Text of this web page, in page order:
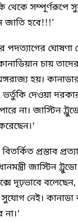
সম্পূর্ণরূপে
জাতি হবে!!!’
পদত্যাগের
চায়
হয়।
দেওয়া
না। জাস্টিন
প্রস্তাব
জাস্টিন
দৃঢ়ভাবে
নেই। কানাডা
না।'